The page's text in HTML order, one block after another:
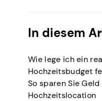
In diesem
Wie lege ich ein
Hochzeitsbudget
So sparen Sie
Hochzeitslocation